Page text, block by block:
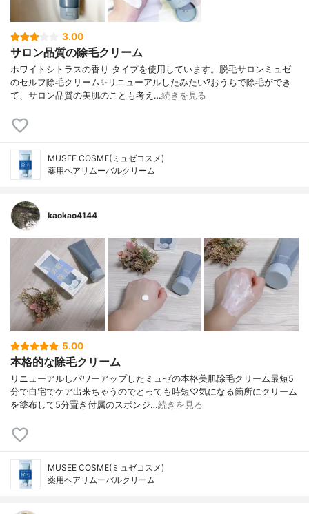
3.00
サロン品質の除毛クリーム
ホワイトシトラスの香り タイプを使用しています。脱毛サロンミュゼ
のセルフ除毛クリーム✨リニューアルしたみたい?おうちで除毛ができ
て、サロン品質の美肌のことも考え…続きを見る
MUSEE COSME(ミュゼコスメ)
薬用ヘアリムーバルクリーム
kaokao4144
5.00
本格的な除毛クリーム
リニューアルしパワーアップしたミュゼの本格美肌除毛クリーム最短5
分で自宅でケア出来ちゃうのでとっても時短♡気になる箇所にクリーム
を塗布して5分置き付属のスポンジ…続きを見る
MUSEE COSME(ミュゼコスメ)
薬用ヘアリムーバルクリーム